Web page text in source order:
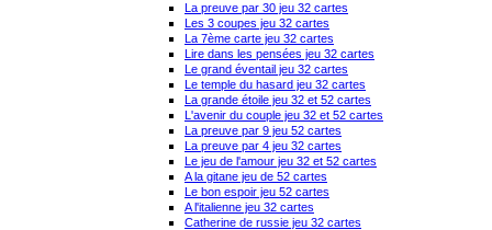
La preuve par 30 jeu 32 cartes
Les 3 coupes jeu 32 cartes
La 7ème carte jeu 32 cartes
Lire dans les pensées jeu 32 cartes
Le grand éventail jeu 32 cartes
Le temple du hasard jeu 32 cartes
La grande étoile jeu 32 et 52 cartes
L'avenir du couple jeu 32 et 52 cartes
La preuve par 9 jeu 52 cartes
La preuve par 4 jeu 32 cartes
Le jeu de l'amour jeu 32 et 52 cartes
A la gitane jeu de 52 cartes
Le bon espoir jeu 52 cartes
A l'italienne jeu 32 cartes
Catherine de russie jeu 32 cartes